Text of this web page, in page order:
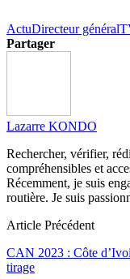
ActuDirecteur général
Partager
Lazarre KONDO
Rechercher, vérifier,
compréhensibles et
Récemment, je suis
routière. Je suis
Article Précédent
CAN 2023 : Côte
tirage